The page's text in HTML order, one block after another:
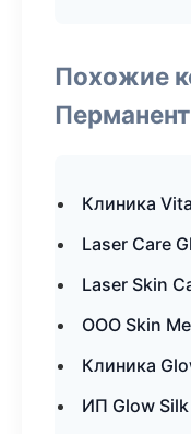
Похожие
Клиника
Laser Care
Laser Skin
ООО Skin
Клиника
ИП Glow